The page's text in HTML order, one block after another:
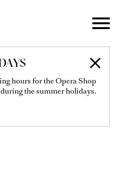
hours for the Opera Shop
the summer holidays.
KIEHL